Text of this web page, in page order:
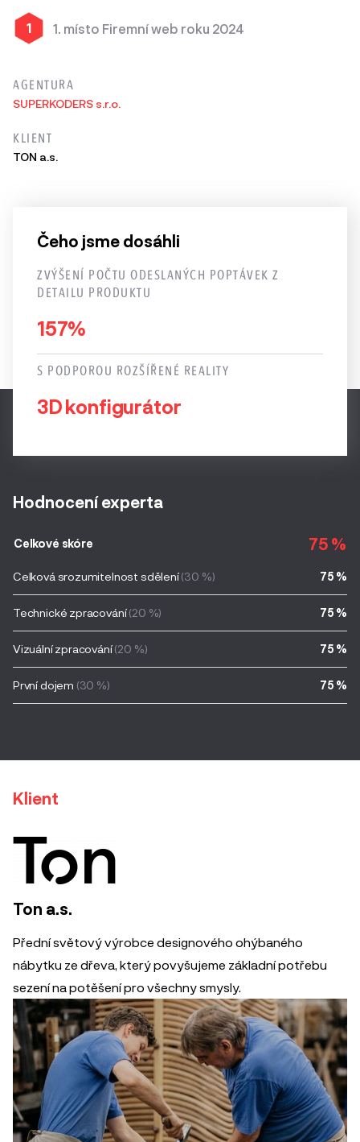
1 1. místo Firemní web roku 2024
AGENTURA
SUPERKODERS s.r.o.
KLIENT
TON a.s.
Čeho jsme dosáhli
ZVÝŠENÍ POČTU ODESLANÝCH POPTÁVEK Z
DETAILU PRODUKTU
157%
S PODPOROU ROZŠÍŘENÉ REALITY
3D konfigurátor
Hodnocení experta
Celkové skóre 75 %
Celková srozumitelnost sdělení(30 %) 75 %
Technické zpracování(20 %) 75 %
Vizuální zpracování(20 %) 75 %
První dojem (30 %) 75 %
Klient
Ton a.s.
Přední světový výrobce designového ohýbaného
nábytku ze dřeva, který povyšujeme základní potřebu
sezení na potěšení pro všechny smysly.